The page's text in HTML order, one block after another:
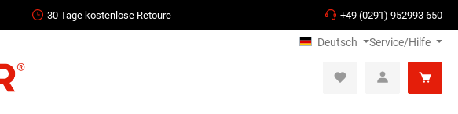
30 Tage kostenlose Retoure +49 (0291) 952993 650
Deutsch Service/Hilfe